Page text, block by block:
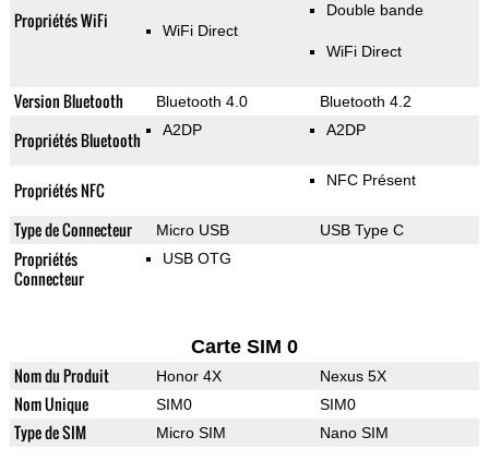
Propriétés WiFi WiFi Direct
Double bande
WiFi Direct
Version Bluetooth Bluetooth 4.0 Bluetooth 4.2
Propriétés Bluetooth A2DP A2DP
Propriétés NFC NFC Présent
Type de Connecteur Micro USB USB Type C
Propriétés
Connecteur
USB OTG
Carte SIM 0
Nom du Produit Honor 4X Nexus 5X
Nom Unique SIM0 SIM0
Type de SIM Micro SIM Nano SIM